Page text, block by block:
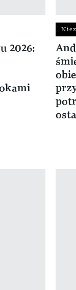
2026: